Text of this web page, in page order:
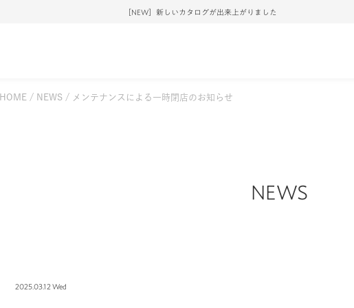
［NEW］新しいカタログが出来上がりました
HOME NEWS メンテナンスによる一時閉店のお知らせ
NEWS
2025.03.12 Wed